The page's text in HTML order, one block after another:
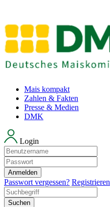
Mais kompakt
Zahlen & Fakten
Presse & Medien
DMK
Login
Anmelden
Passwort vergessen? Registrieren
Suchen